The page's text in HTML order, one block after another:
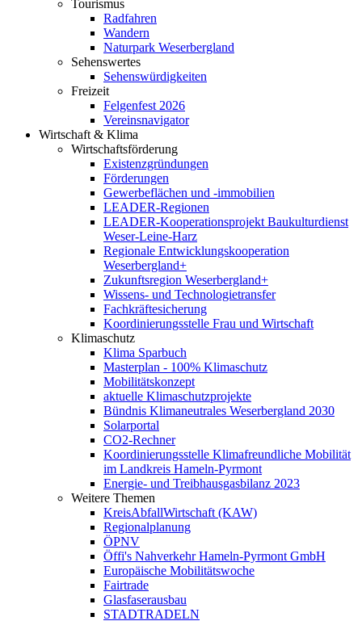
Tourismus
Radfahren
Wandern
Naturpark Weserbergland
Sehenswertes
Sehenswürdigkeiten
Freizeit
Felgenfest 2026
Vereinsnavigator
Wirtschaft & Klima
Wirtschaftsförderung
Existenzgründungen
Förderungen
Gewerbeflächen und -immobilien
LEADER-Regionen
LEADER-Kooperationsprojekt Baukulturdienst
Weser-Leine-Harz
Regionale Entwicklungskooperation
Weserbergland+
Zukunftsregion Weserbergland+
Wissens- und Technologietransfer
Fachkräftesicherung
Koordinierungsstelle Frau und Wirtschaft
Klimaschutz
Klima Sparbuch
Masterplan - 100% Klimaschutz
Mobilitätskonzept
aktuelle Klimaschutzprojekte
Bündnis Klimaneutrales Weserbergland 2030
Solarportal
CO2-Rechner
Koordinierungsstelle Klimafreundliche Mobilität
im Landkreis Hameln-Pyrmont
Energie- und Treibhausgasbilanz 2023
Weitere Themen
KreisAbfallWirtschaft (KAW)
Regionalplanung
ÖPNV
Öffi's Nahverkehr Hameln-Pyrmont GmbH
Europäische Mobilitätswoche
Fairtrade
Glasfaserausbau
STADTRADELN